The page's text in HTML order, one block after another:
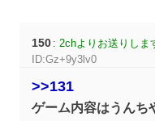
150 :2chよりお送りしま
ID:Gz+9y3lv0
>>131
ゲーム内容はうんち